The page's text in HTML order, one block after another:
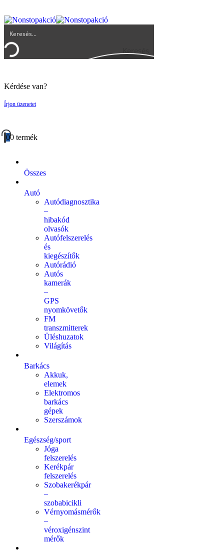
Keresés
Kérdése van?
Írjon üzenetet
00 termék
Összes
Autó
Autódiagnosztika
–
hibakód
olvasók
Autófelszerelés
és
kiegészítők
Autórádió
Autós
kamerák
–
GPS
nyomkövetők
FM
transzmitterek
Üléshuzatok
Világítás
Barkács
Akkuk,
elemek
Elektromos
barkács
gépek
Szerszámok
Egészség/sport
Jóga
felszerelés
Kerékpár
felszerelés
Szobakerékpár
–
szobabicikli
Vérnyomásmérők
–
véroxigénszint
mérők